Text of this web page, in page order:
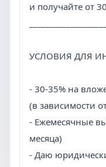
и получайте от
УСЛОВИЯ ДЛЯ
- 30-35% на
(в зависимости
- Ежемесячные
месяца)
- Даю